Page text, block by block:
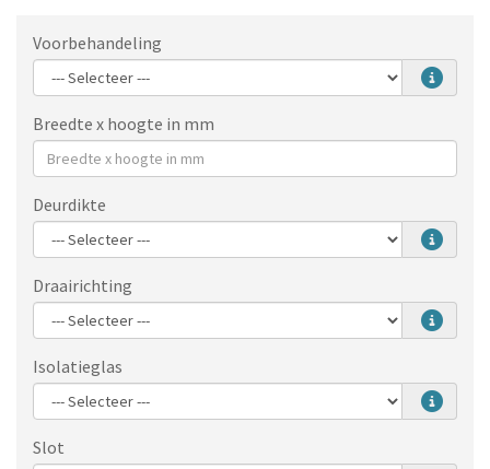
Voorbehandeling
Breedte x hoogte in mm
Deurdikte
Draairichting
Isolatieglas
Slot